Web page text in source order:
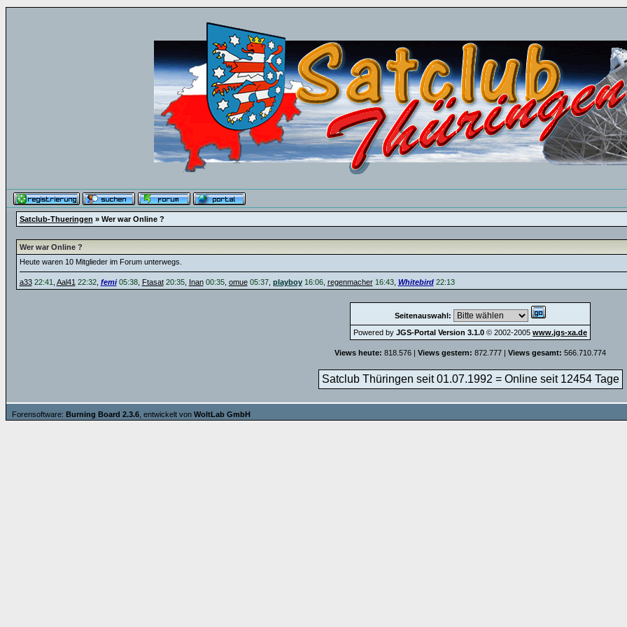
Satclub-Thueringen » Wer war Online ?
Wer war Online ?
Heute waren 10 Mitglieder im Forum unterwegs.
a33 22:41 Aal41 22:32, femi 05:38, Ftasat 20:35, Inan 00:35, omue 05:37, playboy 16:06, regenmacher 16:43, Whitebird 22:13
Seitenauswahl:
Powered by JGS-Portal Version 3.1.0 © 2002-2005 www.jgs-xa.de
Views heute: 818.576 | Views gestern: 872.777 | Views gesamt: 566.710.774
Satclub Thüringen seit 01.07.1992 = Online seit 12454 Tage
Forensoftware: Burning Board 2.3.6 , entwickelt von WoltLab GmbH